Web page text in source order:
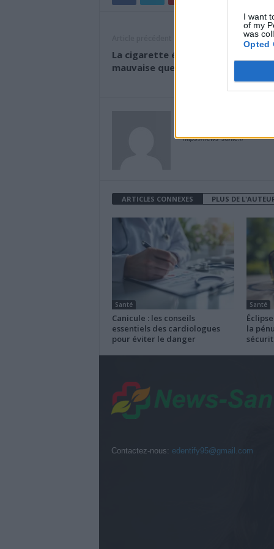
I want
of my
was
Opted
La cigarette électronique aussi
mauvaise que le tabac pour l’ADN
https://news-sante.fr
ARTICLES CONNEXES PLUS DE
Santé
Canicule : les conseils
essentiels des cardiologues
pour éviter le danger
Santé
la
Contactez-nous: edentify95@gmail.com